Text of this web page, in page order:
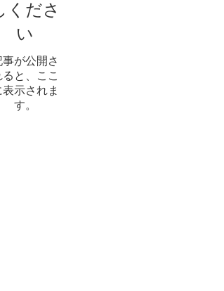
くださ
い
事が公開さ
ると、ここ
表示されま
す。